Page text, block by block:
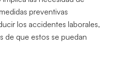
preventivas
los accidentes laborales,
de que estos se puedan